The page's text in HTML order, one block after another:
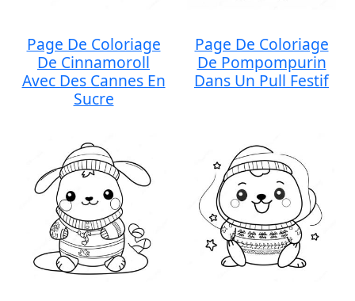
Page De Coloriage
De Cinnamoroll
Avec Des Cannes En
Sucre
Page De Coloriage
De Pompompurin
Dans Un Pull Festif